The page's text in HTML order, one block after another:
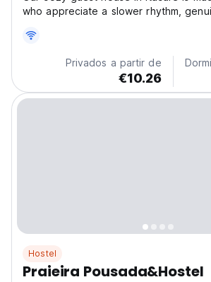
who appreciate a slower rhythm,
five private rooms and one small
find peace, comfort, and community
Privados a partir de
€10.26
Hostel
Praieira Pousada&Hostel